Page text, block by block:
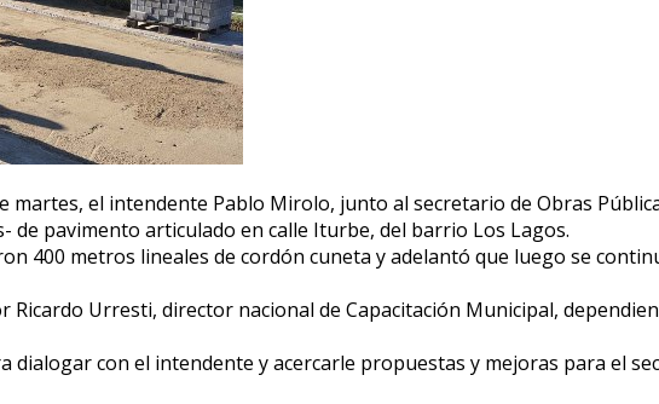
martes, el intendente Pablo Mirolo, junto al secretario de Obras
de pavimento articulado en calle Iturbe, del barrio Los Lagos.
400 metros lineales de cordón cuneta y adelantó que luego se
Urresti, director nacional de Capacitación Municipal,
dialogar con el intendente y acercarle propuestas y mejoras para el